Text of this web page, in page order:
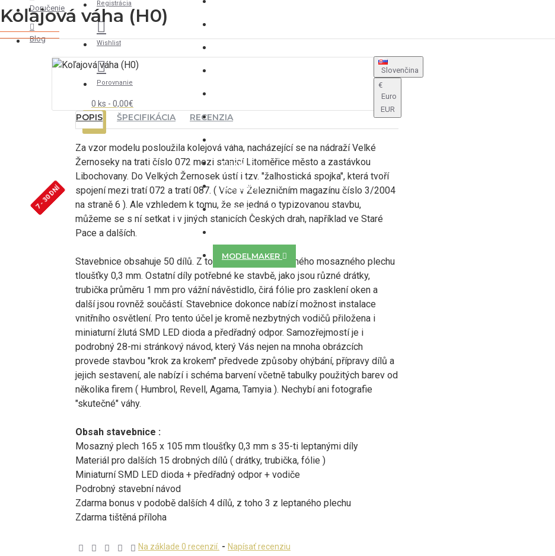
Doručenie
Blog
Slovenčina
€
Euro
EUR
Registrácia
Wishlist
Porovnanie
0 ks - 0,00€
POJAZDY
DEKÁLY
KRAJINA
MATERIÁLY
MODELMAKER
Koľajová váha (H0)
7 - 30 DNÍ
POPIS ŠPECIFIKÁCIA RECENZIA
Za vzor modelu posloužila kolejová váha, nacházející se na nádraží Velké
Žernoseky na trati číslo 072 mezi stanicí Litoměřice město a zastávkou
Libochovany. Do Velkých Žernosek ústí i tzv. "žalhostická spojka", která tvoří
spojení mezi tratí 072 a tratí 087. ( Více v Železničním magazínu číslo 3/2004
na straně 6 ). Ale vzhledem k tomu, že se jedná o typizovanou stavbu,
můžeme se s ní setkat i v jiných stanicích Českých drah, například ve Staré
Pace a dalších.
Stavebnice obsahuje 50 dílů. Z toho je 35 dílů z leptaného mosazného plechu
tloušťky 0,3 mm. Ostatní díly potřebné ke stavbě, jako jsou různé drátky,
trubička průměru 1 mm pro vážní návěstidlo, čirá fólie pro zasklení oken a
další jsou rovněž součástí. Stavebnice dokonce nabízí možnost instalace
vnitřního osvětlení. Pro tento účel je kromě nezbytných vodičů přiložena i
miniaturní žlutá SMD LED dioda a předřadný odpor. Samozřejmostí je i
podrobný 28-mi stránkový návod, který Vás nejen na mnoha obrázcích
provede stavbou "krok za krokem" předvede způsoby ohýbání, přípravy dílů a
jejich sestavení, ale nabízí i schéma barvení včetně tabulky použitých barev od
několika firem ( Humbrol, Revell, Agama, Tamyia ). Nechybí ani fotografie
"skutečné" váhy.
Obsah stavebnice :
Mosazný plech 165 x 105 mm tloušťky 0,3 mm s 35-ti leptanými díly
Materiál pro dalších 15 drobných dílů ( drátky, trubička, fólie )
Miniaturní SMD LED dioda + předřadný odpor + vodiče
Podrobný stavební návod
Zdarma bonus v podobě dalších 4 dílů, z toho 3 z leptaného plechu
Zdarma tištěná příloha
Na základe 0 recenzií. - Napísať recenziu